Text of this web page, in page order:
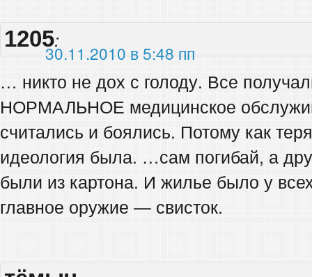
1205:
30.11.2010 в 5:48 пп
… никто не дох с голоду. Все
НОРМАЛЬНОЕ медицинское
считались и боялись. Потому как
идеология была. …сам погибай, а
были из картона. И жилье было у
главное оружие — свисток.